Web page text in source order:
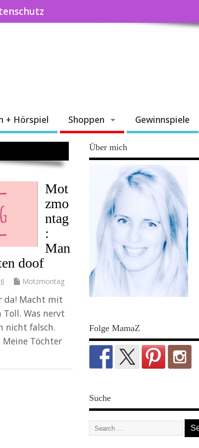
+ Hörspiel Shoppen Gewinnspiele
Mot
zmo
ntag
:
Man
doof
Motzmontag
da! Macht mit
Was nervt
nicht falsch.
Töchter
Über mich
Folge MamaZ
Suche